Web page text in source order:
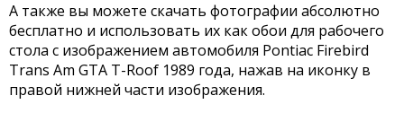
А также вы можете скачать фотографии абсолютно
бесплатно и использовать их как обои для рабочего
стола с изображением автомобиля Pontiac Firebird
Trans Am GTA T-Roof 1989 года, нажав на иконку в
правой нижней части изображения.